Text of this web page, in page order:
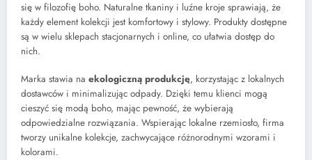
się w filozofię boho. Naturalne tkaniny i luźne kroje sprawiają, że
każdy element kolekcji jest komfortowy i stylowy. Produkty dostępne
są w wielu sklepach stacjonarnych i online, co ułatwia dostęp do
nich.
Marka stawia na ekologiczną produkcję, korzystając z lokalnych
dostawców i minimalizując odpady. Dzięki temu klienci mogą
cieszyć się modą boho, mając pewność, że wybierają
odpowiedzialne rozwiązania. Wspierając lokalne rzemiosło, firma
tworzy unikalne kolekcje, zachwycające różnorodnymi wzorami i
kolorami.